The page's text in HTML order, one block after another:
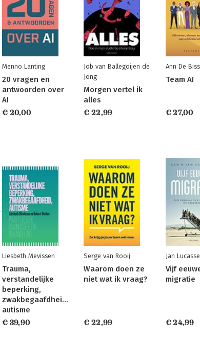
Menno Lanting
20 vragen en
antwoorden over
AI
€ 20,00
Job van Ballegoijen de
Jong
Morgen vertel ik
alles
€ 22,99
Ann De
Team AI
€ 27,00
Liesbeth Mevissen
Trauma,
verstandelijke
beperking,
zwakbegaafdheid,
autisme
€ 39,90
Serge van Rooij
Waarom doen ze
niet wat ik vraag?
€ 22,99
Jan
Vijf
migratie
€ 24,99